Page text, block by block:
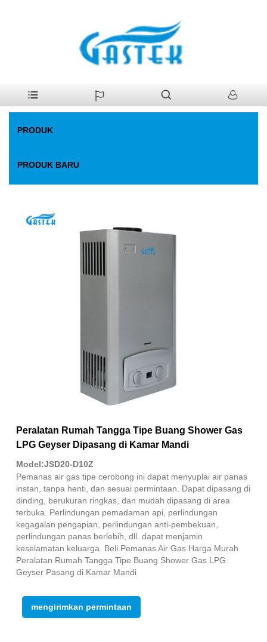
Suhu konstan yang dipaksa kipas.
PRODUK
PRODUK BARU
Peralatan Rumah Tangga Tipe Buang Shower Gas
LPG Geyser Dipasang di Kamar Mandi
Model:JSD20-D10Z
Pemanas air gas tipe cerobong ini dapat menyuplai air panas
instan, tanpa henti, dan sesuai permintaan. Dapat dipasang di
dinding, berukuran ringkas, dan mudah dipasang di area
terbuka. Perlindungan pemadaman api, perlindungan
kegagalan pengapian, perlindungan anti-pembekuan,
perlindungan panas berlebih, dll. dapat menjamin
keselamatan keluarga. Beli Pemanas Air Gas Harga Murah
Peralatan Rumah Tangga Tipe Buang Shower Gas LPG
Geyser Pasang di Kamar Mandi
mengirimkan permintaan